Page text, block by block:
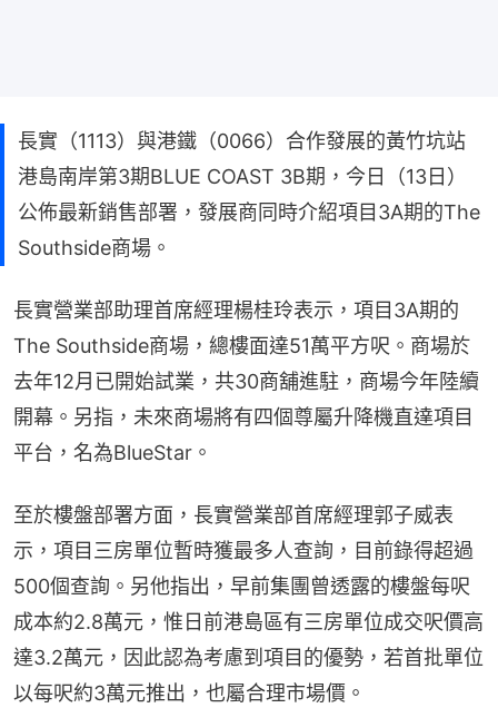
長實（1113）與港鐵（0066）合作發展的黃竹坑站
港島南岸第3期BLUE COAST 3B期，今日（13日）
公佈最新銷售部署，發展商同時介紹項目3A期的The
Southside商場。
長實營業部助理首席經理楊桂玲表示，項目3A期的
The Southside商場，總樓面達51萬平方呎。商場於
去年12月已開始試業，共30商舖進駐，商場今年陸續
開幕。另指，未來商場將有四個尊屬升降機直達項目
平台，名為BlueStar。
至於樓盤部署方面，長實營業部首席經理郭子威表
示，項目三房單位暫時獲最多人查詢，目前錄得超過
500個查詢。另他指出，早前集團曾透露的樓盤每呎
成本約2.8萬元，惟日前港島區有三房單位成交呎價高
達3.2萬元，因此認為考慮到項目的優勢，若首批單位
以每呎約3萬元推出，也屬合理市場價。